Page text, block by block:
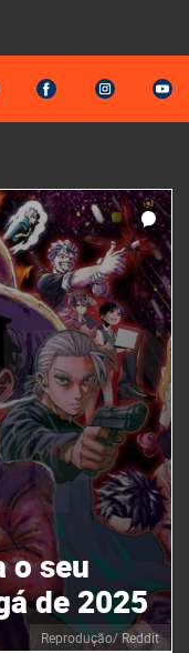
Reprodução/ Reddit
o seu
de 2025